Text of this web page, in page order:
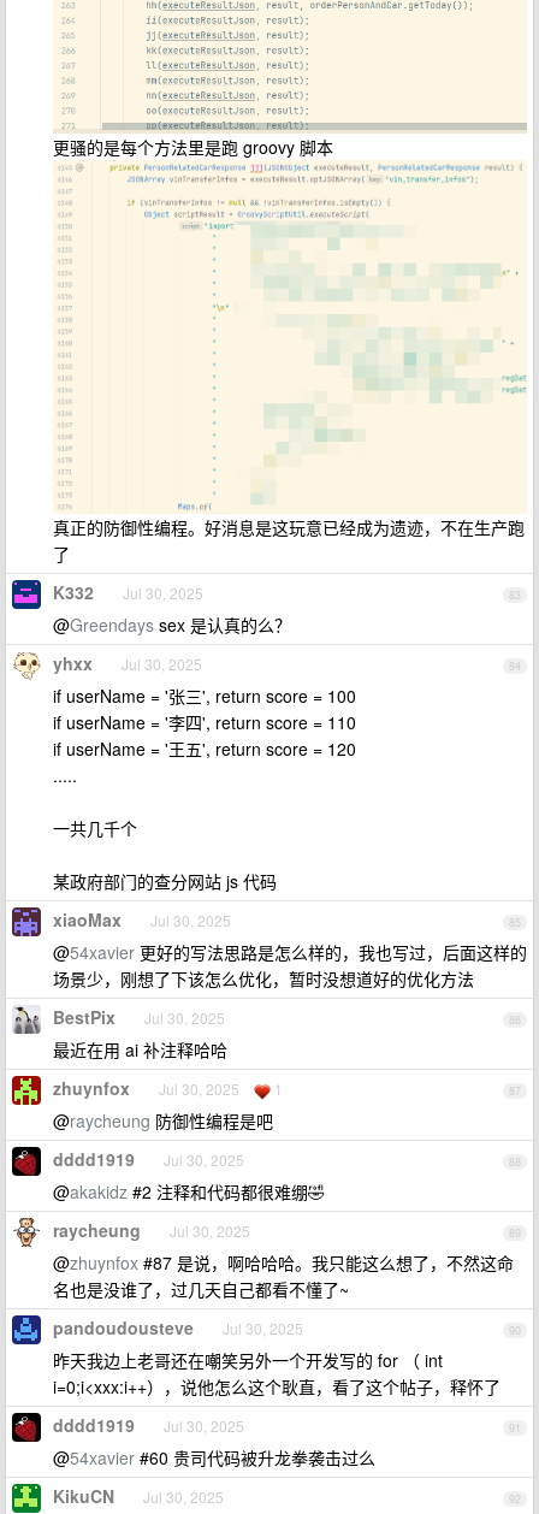
更骚的是每个方法里是跑 groovy 脚本
真正的防御性编程。好消息是这玩意已经成为遗迹，不在生产跑
了
83
K332 Jul 30, 2025
@Greendays sex 是认真的么？
84
yhxx Jul 30, 2025
if userName = '张三', return score = 100
if userName = '李四', return score = 110
if userName = '王五', return score = 120
.....
一共几千个
某政府部门的查分网站 js 代码
85
xiaoMax Jul 30, 2025
@54xavier 更好的写法思路是怎么样的，我也写过，后面这样的
场景少，刚想了下该怎么优化，暂时没想道好的优化方法
86
BestPix Jul 30, 2025
最近在用 ai 补注释哈哈
87
zhuynfox Jul 30, 2025 1
@raycheung 防御性编程是吧
88
dddd1919 Jul 30, 2025
@akakidz #2 注释和代码都很难绷🤣
89
raycheung Jul 30, 2025
@zhuynfox #87 是说，啊哈哈哈。我只能这么想了，不然这命
名也是没谁了，过几天自己都看不懂了~
90
pandoudousteve Jul 30, 2025
昨天我边上老哥还在嘲笑另外一个开发写的 for （ int
i=0;i<xxx:i++），说他怎么这个耿直，看了这个帖子，释怀了
91
dddd1919 Jul 30, 2025
@54xavier #60 贵司代码被升龙拳袭击过么
92
KikuCN Jul 30, 2025